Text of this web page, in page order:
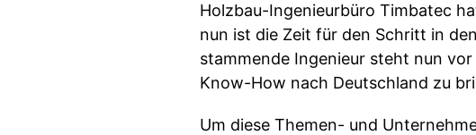
Holzbau-Ingenieurbüro Timbatec
nun ist die Zeit für den Schritt in
stammende Ingenieur steht nun
Know-How nach Deutschland zu
Um diese Themen- und